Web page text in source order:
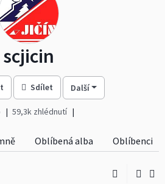
scjicin
Sdílet Další
59,3k zhlédnutí
Oblíbená alba Oblíbenci